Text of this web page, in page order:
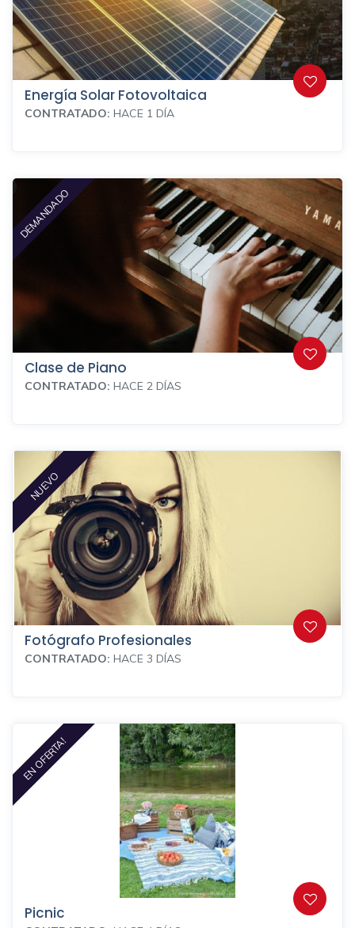
Energía Solar Fotovoltaica
CONTRATADO: HACE 1 DÍA
DEMANDADO
Clase de Piano
CONTRATADO: HACE 2 DÍAS
NUEVO
Fotógrafo Profesionales
CONTRATADO: HACE 3 DÍAS
EN OFERTA!
Picnic